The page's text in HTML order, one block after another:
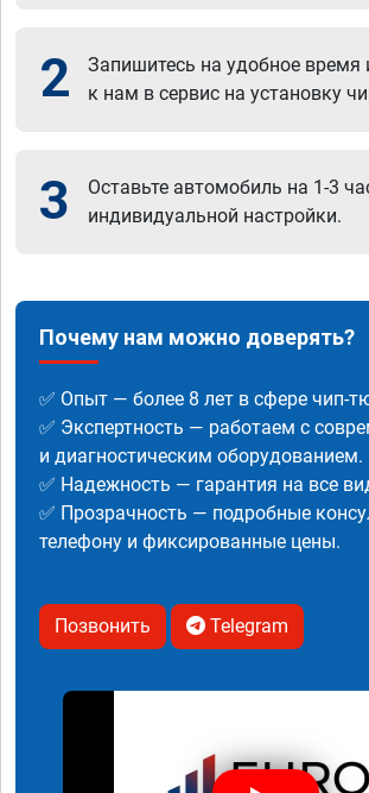
2
Запишитесь на удобное время
к нам в сервис на установку
3
Оставьте автомобиль на 1-3
индивидуальной настройки.
Почему нам можно доверять?
✅ Опыт — более 8 лет в сфере чип-
✅ Экспертность — работаем с
и диагностическим оборудованием.
✅ Надежность — гарантия на все
✅ Прозрачность — подробные
телефону и фиксированные цены.
Позвонить Telegram